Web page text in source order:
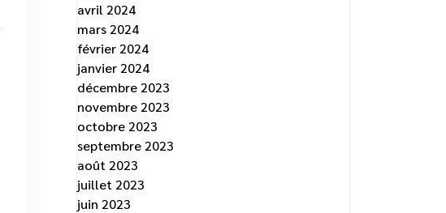
avril 2024
mars 2024
février 2024
janvier 2024
décembre 2023
novembre 2023
octobre 2023
septembre 2023
août 2023
juillet 2023
juin 2023